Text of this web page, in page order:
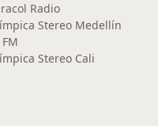
Radio
Stereo Medellín
Stereo Cali